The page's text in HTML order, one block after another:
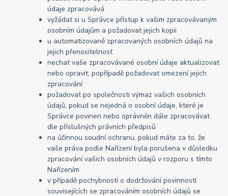
údaje zpracovává
vyžádat si u Správce přístup k vašim zpracovávaným
osobním údajům a požadovat jejich kopii
u automatizovaně zpracovaných osobních údajů na
jejich přenositelnost
nechat vaše zpracovávané osobní údaje aktualizovat
nebo opravit, popřípadě požadovat omezení jejich
zpracování
požadovat po společnosti výmaz vašich osobních
údajů, pokud se nejedná o osobní údaje, které je
Správce povinen nebo oprávněn dále zpracovávat
dle příslušných právních předpisů
na účinnou soudní ochranu, pokud máte za to, že
vaše práva podle Nařízení byla porušena v důsledku
zpracování vašich osobních údajů v rozporu s tímto
Nařízením
v případě pochybností o dodržování povinností
souvisejících se zpracováním osobních údajů se